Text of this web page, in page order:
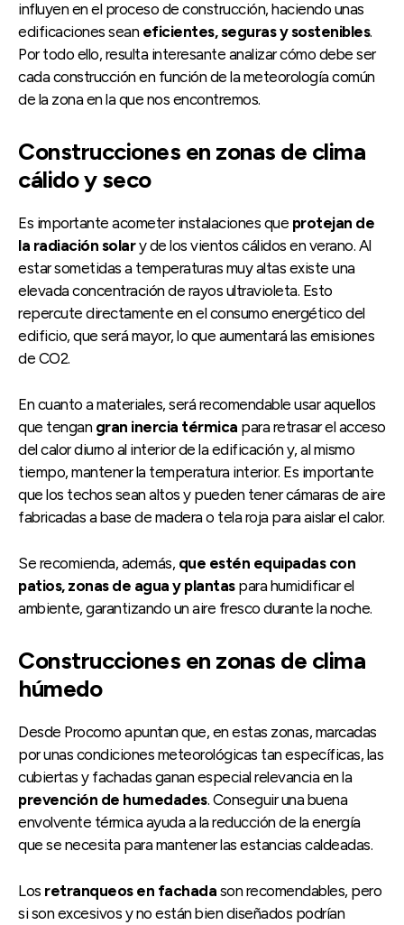
influyen en el proceso de construcción, haciendo unas
edificaciones sean eficientes, seguras y sostenibles.
Por todo ello, resulta interesante analizar cómo debe ser
cada construcción en función de la meteorología común
de la zona en la que nos encontremos.
Construcciones en zonas de clima
cálido y seco
Es importante acometer instalaciones que protejan de
la radiación solary de los vientos cálidos en verano. Al
estar sometidas a temperaturas muy altas existe una
elevada concentración de rayos ultravioleta. Esto
repercute directamente en el consumo energético del
edificio, que será mayor, lo que aumentará las emisiones
de CO2.
En cuanto a materiales, será recomendable usar aquellos
que tengan gran inercia térmica para retrasar el acceso
del calor diurno al interior de la edificación y, al mismo
tiempo, mantener la temperatura interior. Es importante
que los techos sean altos y pueden tener cámaras de aire
fabricadas a base de madera o tela roja para aislar el calor.
Se recomienda, además, que estén equipadas con
patios, zonas de agua y plantas para humidificar el
ambiente, garantizando un aire fresco durante la noche.
Construcciones en zonas de clima
húmedo
Desde Procomo apuntan que, en estas zonas, marcadas
por unas condiciones meteorológicas tan específicas, las
cubiertas y fachadas ganan especial relevancia en la
prevención de humedades. Conseguir una buena
envolvente térmica ayuda a la reducción de la energía
que se necesita para mantener las estancias caldeadas.
Los retranqueos en fachada son recomendables, pero
si son excesivos y no están bien diseñados podrían